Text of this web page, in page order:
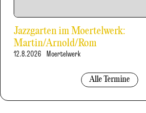
Jazzgarten im Moertelwerk:
Martin/Arnold/Rom
12.8.2026 Moertelwerk
Alle Termine